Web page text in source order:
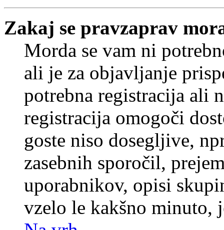
Zakaj se pravzaprav
Morda se vam ni
ali je za objavljanje
potrebna registracija ali
registracija omogoči
goste niso dosegljive,
zasebnih sporočil,
uporabnikov, opisi
vzelo le kakšno minuto,